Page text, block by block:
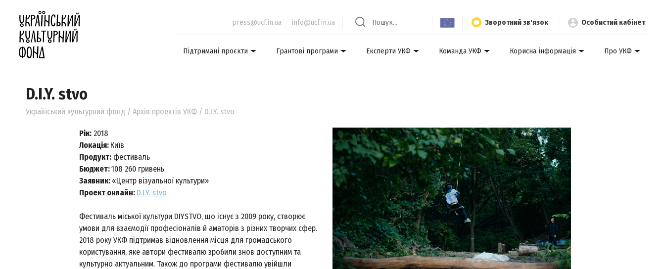
press@ucf.in.ua info@ucf.in.ua Зворотний зв'язок Особистий кабінет
Підтримані проєкти Грантові програми Експерти УКФ Команда УКФ Корисна інформація Про УКФ
D.I.Y. stvo
Український культурний фонд / Архів проектів УКФ / D.I.Y. stvo
Рік: 2018
Локація: Київ
Продукт: фестиваль
Бюджет:108 260 гривень
Заявник: «Центр візуальної культури»
Проект онлайн: D.I.Y. stvo
Фестиваль міської культури DIYSTVO, що існує з 2009 року, створює
умови для взаємодії професіоналів й аматорів з різних творчих сфер.
2018 року УКФ підтримав відновлення місця для громадського
користування, яке автори фестивалю зробили знов доступним та
культурно актуальним. Також до програми фестивалю увійшли